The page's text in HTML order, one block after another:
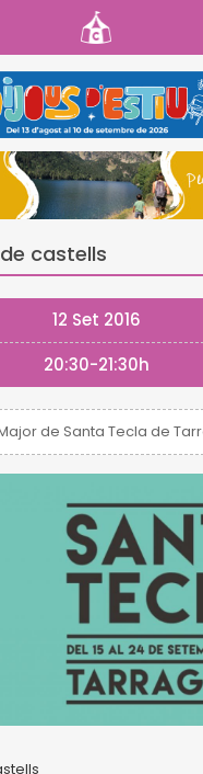
castells
12 Set 2016
20:30-21:30h
de Santa Tecla de